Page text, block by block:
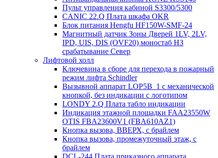
Пульт управления кабиной S3300/5300
CANIC 22.Q Плата шкафа OKR
Блок питания Hengfu HF150W-SMF-24
Магнитный датчик Зоны Дверей 1LV, 2LV,
IPD, UIS, DIS (OVF20) моностаб НЗ
срабатывание Cевер
Лифтовой холл
Ключевина в сборе для перехода в пожарный
режим лифта Schindler
Вызывной аппарат LOP5B_1 с механической
кнопкой, без индикации с логотипом
LONDY 2.Q Плата табло индикации
Индикация этажной площадки FAA23550W
OTIS FBA23600V1 (FBA610AZ1)
Кнопка вызова, ВВЕРХ, с брайлем
Кнопка вызова, промежуточный этаж, с
брайлем
DCL-244 Плата приказного аппарата